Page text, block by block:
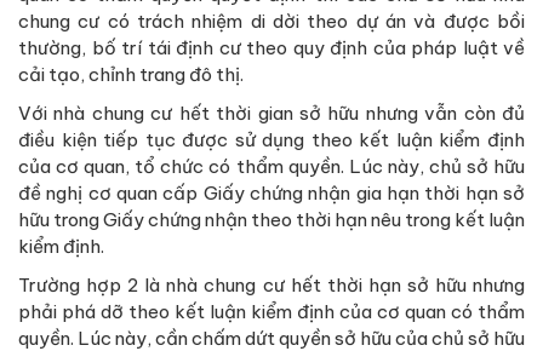
chung cư có trách nhiệm di dời theo dự án và được bồi
thường, bố trí tái định cư theo quy định của pháp luật về
cải tạo, chỉnh trang đô thị.
Với nhà chung cư hết thời gian sở hữu nhưng vẫn còn đủ
điều kiện tiếp tục được sử dụng theo kết luận kiểm định
của cơ quan, tổ chức có thẩm quyền. Lúc này, chủ sở hữu
đề nghị cơ quan cấp Giấy chứng nhận gia hạn thời hạn sở
hữu trong Giấy chứng nhận theo thời hạn nêu trong kết luận
kiểm định.
Trường hợp 2 là nhà chung cư hết thời hạn sở hữu nhưng
phải phá dỡ theo kết luận kiểm định của cơ quan có thẩm
quyền. Lúc này, cần chấm dứt quyền sở hữu của chủ sở hữu